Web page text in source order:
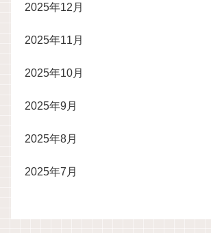
2025年12月
2025年11月
2025年10月
2025年9月
2025年8月
2025年7月